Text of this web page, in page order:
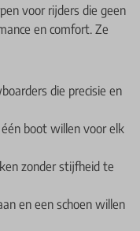
voor rijders die geen
en comfort. Ze
die precisie en
boot willen voor elk
zonder stijfheid te
en een schoen willen